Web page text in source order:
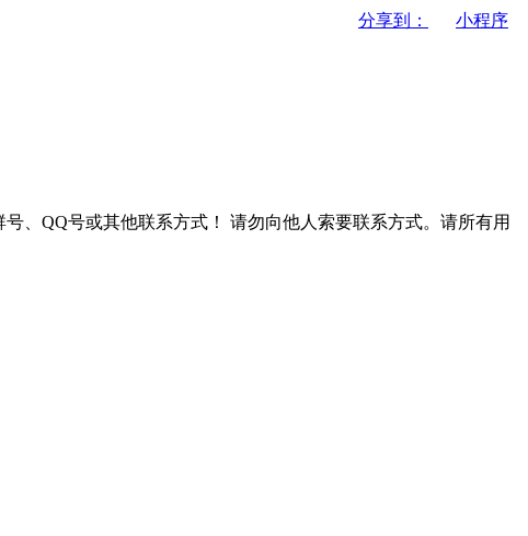
分享到：
小程序
、QQ号或其他联系方式！
请勿向他人索要联系方式。请所有用